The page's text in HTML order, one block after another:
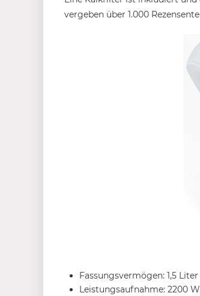
vergeben über 1.000
Fassungsvermögen: 1,5 Liter
Leistungsaufnahme: 2200 W